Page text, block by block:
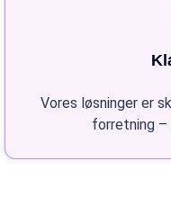
Vores løsninger er
forretning –